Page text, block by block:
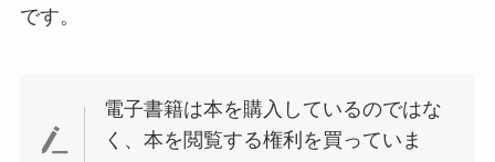
です。
電子書籍は本を購入しているのではな
く、本を閲覧する権利を買っていま